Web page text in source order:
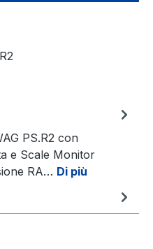
PS.R2 con
e Scale Monitor
RA… Di più